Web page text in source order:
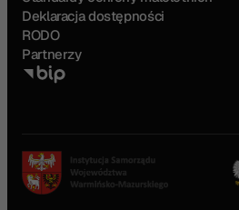
Deklaracja dostępności
RODO
Partnerzy